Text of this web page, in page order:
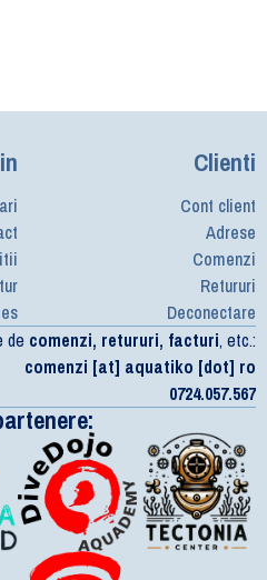
Clienti
Cont client
Adrese
Comenzi
Retururi
Deconectare
de comenzi, retururi, facturi, etc.:
comenzi [at] aquatiko [dot] ro
0724.057.567